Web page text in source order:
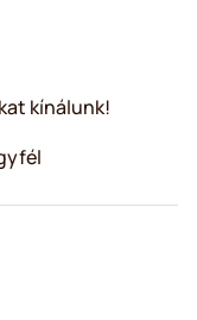
kínálunk!